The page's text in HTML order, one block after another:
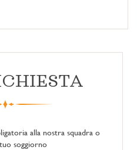
alla nostra squadra o
soggiorno